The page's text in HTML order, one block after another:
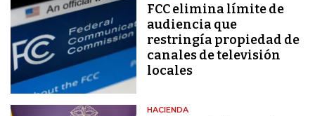
FCC elimina límite de
audiencia que
restringía propiedad de
canales de televisión
locales
HACIENDA